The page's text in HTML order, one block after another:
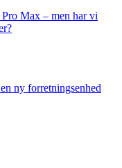
Max – men har vi
ny forretningsenhed